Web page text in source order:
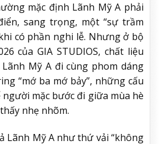
mặc định Lãnh Mỹ A phải
sang trọng, một “sự trầm
có phần nghi lễ. Nhưng ở bộ
của GIA STUDIOS, chất liệu
Mỹ A đi cùng phom dáng
“mớ ba mớ bảy”, những cấu
mặc bước đi giữa mùa hè
nhẹ nhõm.
Lãnh Mỹ A như thứ vải “không